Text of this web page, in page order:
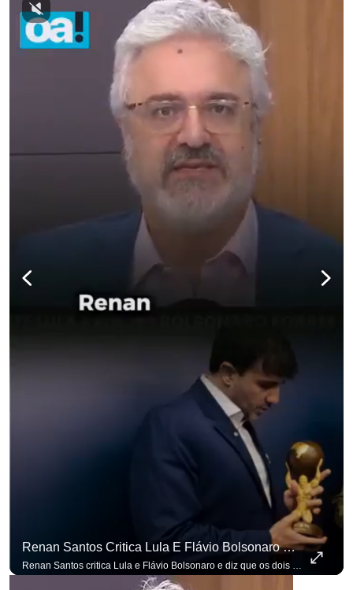
Renan Santos Critica Lula E Flávio Bolsonaro E Diz Que Os Dois São Lados Da Mesma Moeda.
Renan Santos critica Lula e Flávio Bolsonaro e diz que os dois são lados da mesma moeda. #OAntagonista Se você busca informação com credibilidade, inscreva-se agora e ative o